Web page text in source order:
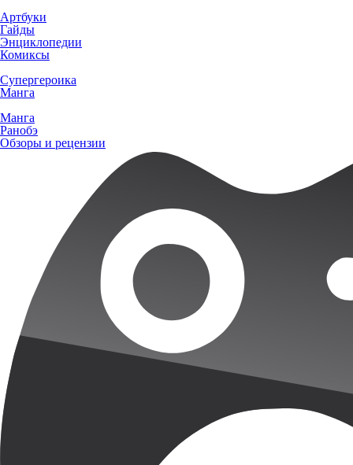
Артбуки
Гайды
Энциклопедии
Комиксы
Супергероика
Манга
Манга
Ранобэ
Обзоры и рецензии